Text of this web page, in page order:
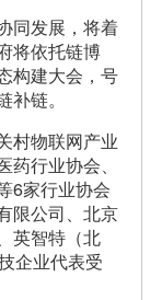
同发展，将着
将依托链博
构建大会，号
链。
村物联网产业
行业协会、
6家行业协会
限公司、北京
英智特（北
企业代表受